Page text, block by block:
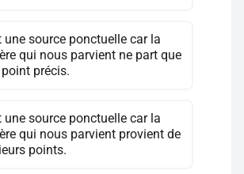
une source ponctuelle car la
qui nous parvient ne part que
précis.
une source ponctuelle car la
qui nous parvient provient de
points.